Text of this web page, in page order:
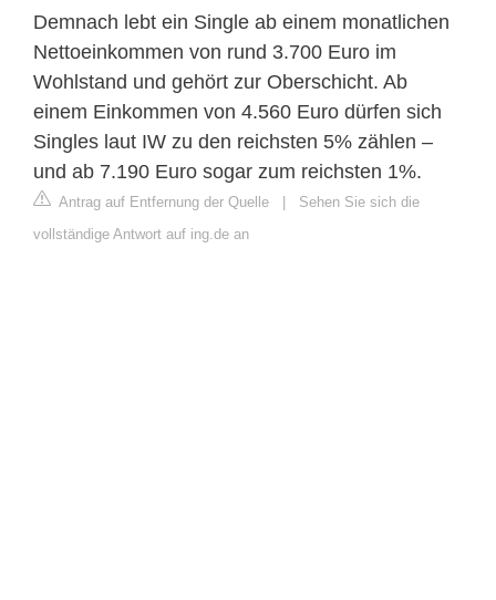
Demnach lebt ein Single ab einem monatlichen
Nettoeinkommen von rund 3.700 Euro im
Wohlstand und gehört zur Oberschicht. Ab
einem Einkommen von 4.560 Euro dürfen sich
Singles laut IW zu den reichsten 5% zählen –
und ab 7.190 Euro sogar zum reichsten 1%.
Antrag auf Entfernung der Quelle | Sehen Sie sich die
vollständige Antwort auf ing.de an